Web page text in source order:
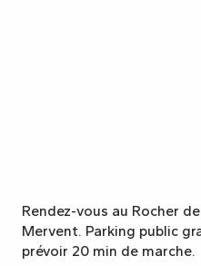
Rendez-vous au Rocher
Mervent. Parking public
prévoir 20 min de marche.